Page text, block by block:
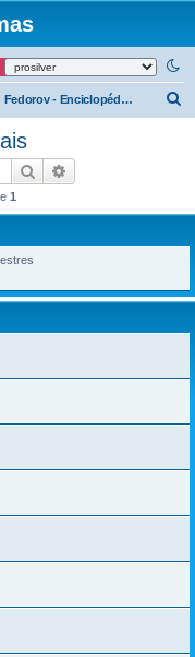
Fedorov - Enciclopédia de Finais
r
Pesquisar
1